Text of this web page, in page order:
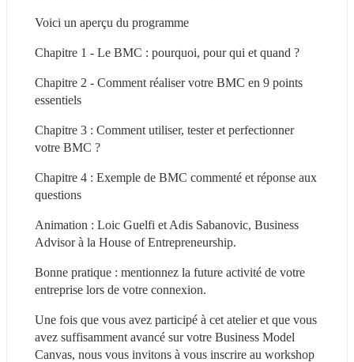
Voici un aperçu du programme
Chapitre 1 - Le BMC : pourquoi, pour qui et quand ?
Chapitre 2 - Comment réaliser votre BMC en 9 points
essentiels
Chapitre 3 : Comment utiliser, tester et perfectionner
votre BMC ?
Chapitre 4 : Exemple de BMC commenté et réponse aux
questions
Animation : Loic Guelfi et Adis Sabanovic, Business
Advisor à la House of Entrepreneurship.
Bonne pratique : mentionnez la future activité de votre
entreprise lors de votre connexion.
Une fois que vous avez participé à cet atelier et que vous
avez suffisamment avancé sur votre Business Model
Canvas, nous vous invitons à vous inscrire au workshop